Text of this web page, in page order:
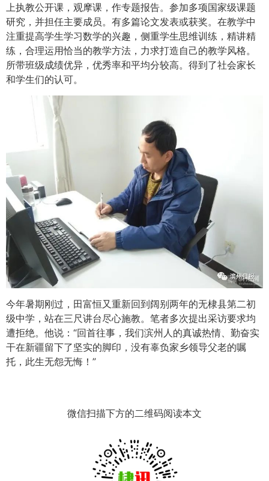
上执教公开课，观摩课，作专题报告。参加多项国家级课题
研究，并担任主要成员。有多篇论文发表或获奖。在教学中
注重提高学生学习数学的兴趣，侧重学生思维训练，精讲精
练，合理运用恰当的教学方法，力求打造自己的教学风格。
所带班级成绩优异，优秀率和平均分较高。得到了社会家长
和学生们的认可。
今年暑期刚过，田富恒又重新回到阔别两年的无棣县第二初
级中学，站在三尺讲台尽心施教。笔者多次提出采访要求均
遭拒绝。他说：“回首往事，我们滨州人的真诚热情、勤奋实
干在新疆留下了坚实的脚印，没有辜负家乡领导父老的嘱
托，此生无怨无悔！”
微信扫描下方的二维码阅读本文